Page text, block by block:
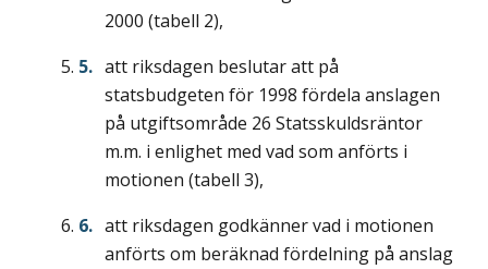
2000 (tabell 2),
att riksdagen beslutar att på
statsbudgeten för 1998 fördela anslagen
på utgiftsområde 26 Statsskuldsräntor
m.m. i enlighet med vad som anförts i
motionen (tabell 3),
att riksdagen godkänner vad i motionen
anförts om beräknad fördelning på anslag